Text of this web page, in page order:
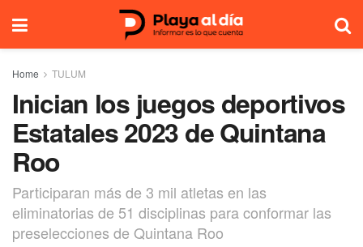
Home TULUM
Inician los juegos deportivos
Estatales 2023 de Quintana
Roo
Participaran más de 3 mil atletas en las
eliminatorias de 51 disciplinas para conformar las
preselecciones de Quintana Roo